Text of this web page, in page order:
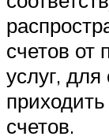
счетов от
услуг,
счетов.